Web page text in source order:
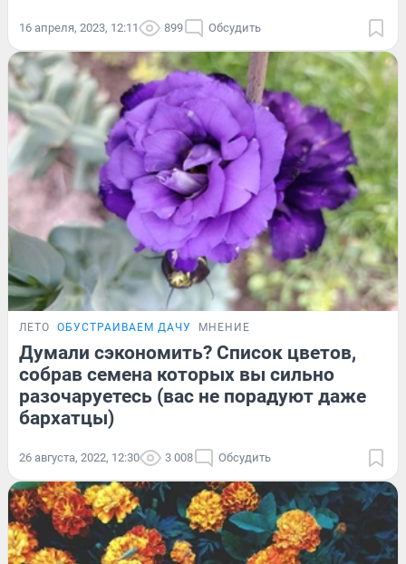
16 апреля, 2023, 12:11 899 Обсудить
ЛЕТО ОБУСТРАИВАЕМ ДАЧУ МНЕНИЕ
Думали сэкономить? Список цветов,
собрав семена которых вы сильно
разочаруетесь (вас не порадуют даже
бархатцы)
26 августа, 2022, 12:30 3 008 Обсудить